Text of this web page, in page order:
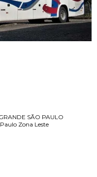
SÃO PAULO
Zona Leste